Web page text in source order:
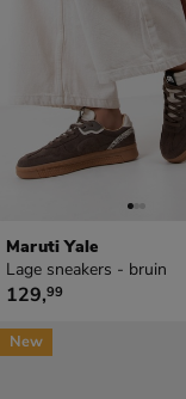
Maruti Yale
Lage sneakers - bruin
€ 129,99
129,99
New